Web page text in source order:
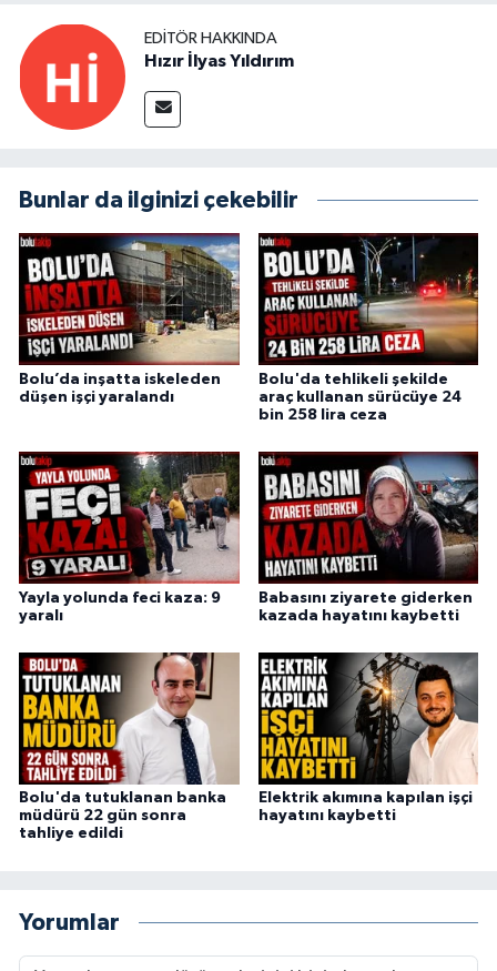
EDITÖR HAKKINDA
Hızır İlyas Yıldırım
Bunlar da ilginizi çekebilir
Bolu’da inşatta iskeleden
düşen işçi yaralandı
Bolu'da tehlikeli şekilde
araç kullanan sürücüye 24
bin 258 lira ceza
Yayla yolunda feci kaza: 9
yaralı
Babasını ziyarete giderken
kazada hayatını kaybetti
Bolu'da tutuklanan banka
müdürü 22 gün sonra
tahliye edildi
Elektrik akımına kapılan işçi
hayatını kaybetti
Yorumlar